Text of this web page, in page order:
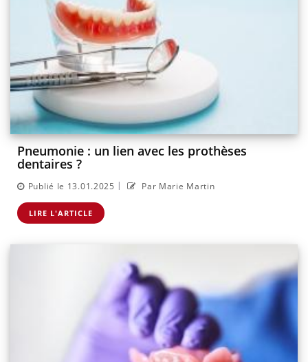
Pneumonie : un lien avec les prothèses
dentaires ?
Publié le 13.01.2025 | Par Marie Martin
LIRE L'ARTICLE